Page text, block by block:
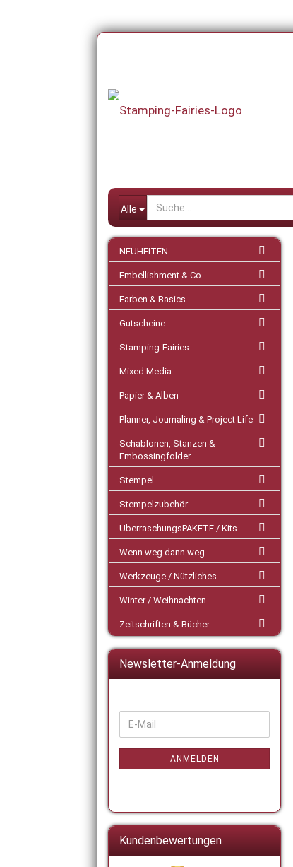
Alle
NEUHEITEN
Embellishment & Co
Farben & Basics
Gutscheine
Stamping-Fairies
Mixed Media
Papier & Alben
Planner, Journaling & Project Life
Schablonen, Stanzen &
Embossingfolder
Stempel
Stempelzubehör
ÜberraschungsPAKETE / Kits
Wenn weg dann weg
Werkzeuge / Nützliches
Winter / Weihnachten
Zeitschriften & Bücher
Newsletter-Anmeldung
ZUR
ANMELDUNG
E-
Mail
ANMELDEN
Kundenbewertungen